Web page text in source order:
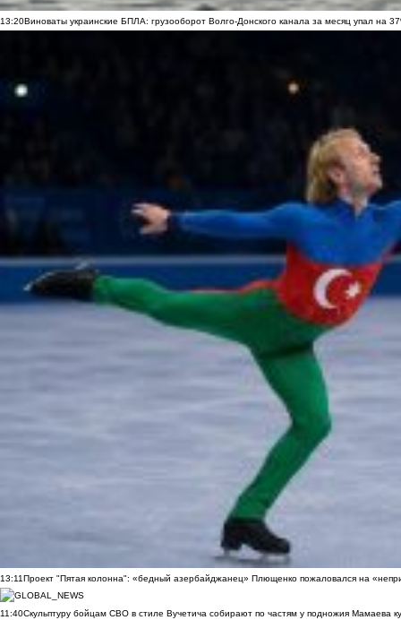
13:20Виноваты украинские БПЛА: грузооборот Волго-Донского канала за месяц упал на
13:11Проект "Пятая колонна": «бедный азербайджанец» Плющенко пожаловался на
11:40Скульптуру бойцам СВО в стиле Вучетича собирают по частям у подножия Мамаева